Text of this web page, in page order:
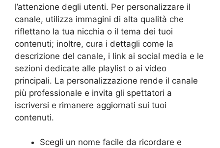
l’attenzione degli utenti. Per personalizzare il
canale, utilizza immagini di alta qualità che
riflettano la tua nicchia o il tema dei tuoi
contenuti; inoltre, cura i dettagli come la
descrizione del canale, i link ai social media e le
sezioni dedicate alle playlist o ai video
principali. La personalizzazione rende il canale
più professionale e invita gli spettatori a
iscriversi e rimanere aggiornati sui tuoi
contenuti.
Scegli un nome facile da ricordare e